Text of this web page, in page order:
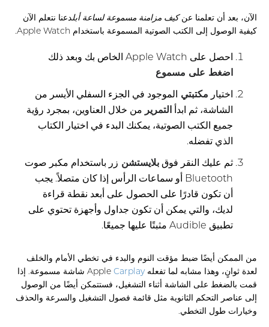
الآن، بعد أن تعلمنا عنكيف مزامنة مسموعة لساعة أبلدعنا نتعلم الآن
كيفية الوصول إلى الكتب الصوتية المسموعة باستخدام Apple Watch.
احصل على Apple Watch الخاص بك وبعد ذلك
اضغط على مسموع
اختيار مكتبتي الموجود في الجزء السفلي الأيسر من
الشاشة، ثم ابدأ التمرير من خلال العناوين، بمجرد رؤية
جميع الكتب الصوتية، يمكنك البدء في اختيار الكتاب
الذي تفضله.
ثم عليك النقر فوق بلايستشن زر باستخدام مكبر صوت
Bluetooth أو سماعات الرأس إذا كان متصلاً. يجب
أن تكون قادرًا على الحصول على أبعد نقطة قراءة
لديك، والتي يمكن أن تكون جداول وأجهزة تحتوي على
تطبيق Audible مثبتًا عليها جميعًا.
من الممكن أيضًا ضبط مؤقت النوم والبدء في تخطي الأمام والخلف
لعدة ثوانٍ، وهذا مشابه لما تفعله AppleCarplay
شاشة مسموعة. إذا
قمت بالضغط على الشاشة أثناء التشغيل، فستتمكن أيضًا من الوصول
إلى عناصر التحكم الثانوية مثل قائمة فصول التشغيل والسرعة والحذف
وخيارات طول التخطي.